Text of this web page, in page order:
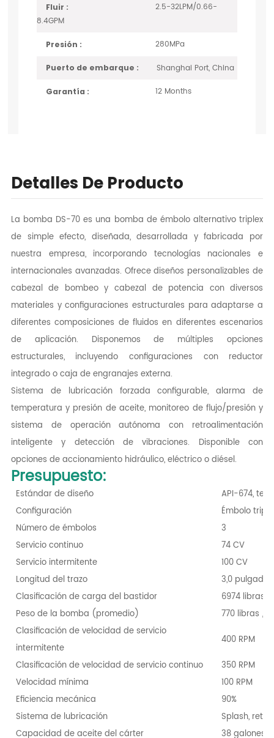
Fluir :
2.5-32LPM/0.66-
8.4GPM
Presión : 280MPa
Puerto de embarque : Shanghai Port, China
Garantía : 12 Months
Detalles De Producto
La bomba DS-70 es una bomba de émbolo alternativo triplex
de simple efecto, diseñada, desarrollada y fabricada por
nuestra empresa, incorporando tecnologías nacionales e
internacionales avanzadas. Ofrece diseños personalizables de
cabezal de bombeo y cabezal de potencia con diversos
materiales y configuraciones estructurales para adaptarse a
diferentes composiciones de fluidos en diferentes escenarios
de aplicación. Disponemos de múltiples opciones
estructurales, incluyendo configuraciones con reductor
integrado o caja de engranajes externa.
Sistema de lubricación forzada configurable, alarma de
temperatura y presión de aceite, monitoreo de flujo/presión y
sistema de operación autónoma con retroalimentación
inteligente y detección de vibraciones. Disponible con
opciones de accionamiento hidráulico, eléctrico o diésel.
Presupuesto:
Estándar de diseño
API-674,
Configuración
Émbolo
Número de émbolos
3
Servicio continuo
74 CV
Servicio intermitente
100 CV
Longitud del trazo
3,0
Clasificación de carga del bastidor
6974 libras /
Peso de la bomba (promedio)
770 libras /
Clasificación de velocidad de servicio
intermitente
400 RPM
Clasificación de velocidad de servicio continuo
350 RPM
Velocidad mínima
100 RPM
Eficiencia mecánica
90%
Sistema de lubricación
Splash,
Capacidad de aceite del cárter
38 galones /